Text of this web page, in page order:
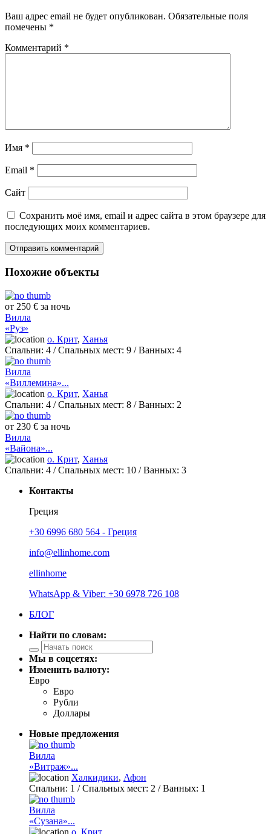
Ваш адрес email не будет опубликован. Обязательные поля
помечены *
Комментарий *
Имя *
Email *
Сайт
Сохранить моё имя, email и адрес сайта в этом браузере для
последующих моих комментариев.
Похожие объекты
от 250 € за ночь
Вилла
«Руз»
о. Крит, Ханья
Спальни: 4 / Спальных мест: 9 /Ванных: 4
Вилла
«Виллемина»...
о. Крит, Ханья
Спальни: 4 / Спальных мест: 8 /Ванных: 2
от 230 € за ночь
Вилла
«Вайона»...
о. Крит, Ханья
Спальни: 4 / Спальных мест: 10 /Ванных: 3
Контакты
Греция
+30 6996 680 564 - Греция
info@ellinhome.com
ellinhome
WhatsApp & Viber: +30 6978 726 108
БЛОГ
Найти по словам:
Мы в соцсетях:
Изменить валюту:
Евро
Евро
Рубли
Доллары
Новые предложения
Вилла
«Витраж»...
Халкидики, Афон
Спальни: 1 / Спальных мест: 2 /Ванных: 1
Вилла
«Сузана»...